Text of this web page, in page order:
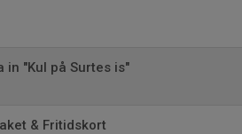
in "Kul på Surtes is"
& Fritidskort